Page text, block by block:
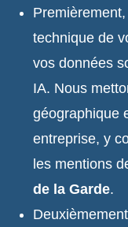
technique de
vos données
IA. Nous
géographique
entreprise, y
les mentions
de la Garde.